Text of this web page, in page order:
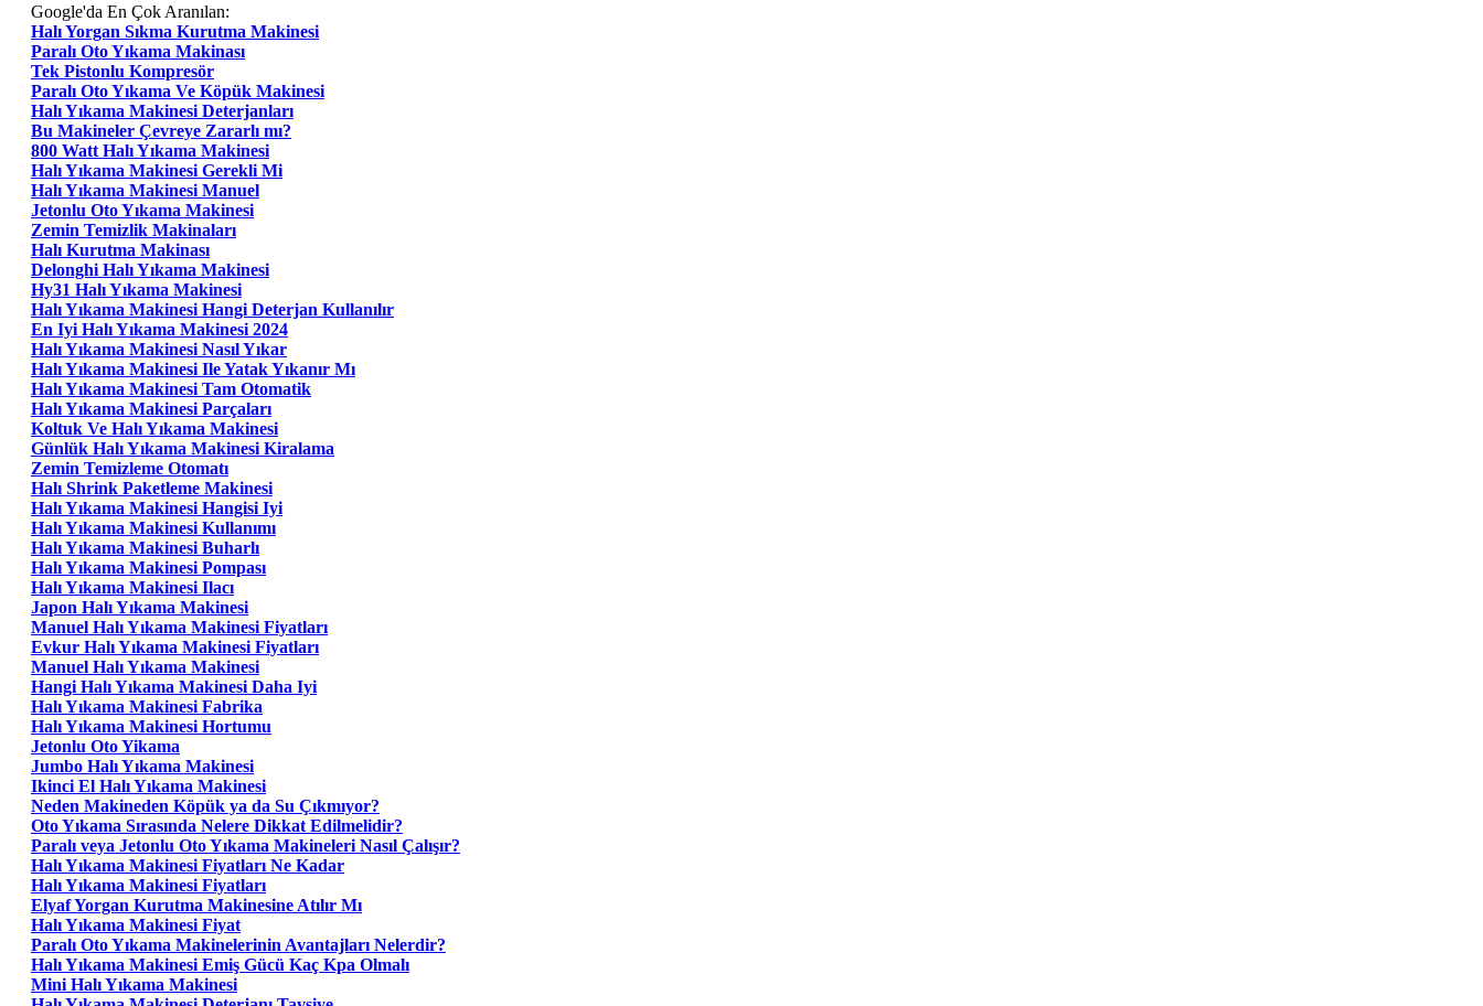
Google'da En Çok Aranılan:
Halı Yorgan Sıkma Kurutma Makinesi
Paralı Oto Yıkama Makinası
Tek Pistonlu Kompresör
Paralı Oto Yıkama Ve Köpük Makinesi
Halı Yıkama Makinesi Deterjanları
Bu Makineler Çevreye Zararlı mı?
800 Watt Halı Yıkama Makinesi
Halı Yıkama Makinesi Gerekli Mi
Halı Yıkama Makinesi Manuel
Jetonlu Oto Yıkama Makinesi
Zemin Temizlik Makinaları
Halı Kurutma Makinası
Delonghi Halı Yıkama Makinesi
Hy31 Halı Yıkama Makinesi
Halı Yıkama Makinesi Hangi Deterjan Kullanılır
En Iyi Halı Yıkama Makinesi 2024
Halı Yıkama Makinesi Nasıl Yıkar
Halı Yıkama Makinesi Ile Yatak Yıkanır Mı
Halı Yıkama Makinesi Tam Otomatik
Halı Yıkama Makinesi Parçaları
Koltuk Ve Halı Yıkama Makinesi
Günlük Halı Yıkama Makinesi Kiralama
Zemin Temizleme Otomatı
Halı Shrink Paketleme Makinesi
Halı Yıkama Makinesi Hangisi Iyi
Halı Yıkama Makinesi Kullanımı
Halı Yıkama Makinesi Buharlı
Halı Yıkama Makinesi Pompası
Halı Yıkama Makinesi Ilacı
Japon Halı Yıkama Makinesi
Manuel Halı Yıkama Makinesi Fiyatları
Evkur Halı Yıkama Makinesi Fiyatları
Manuel Halı Yıkama Makinesi
Hangi Halı Yıkama Makinesi Daha Iyi
Halı Yıkama Makinesi Fabrika
Halı Yıkama Makinesi Hortumu
Jetonlu Oto Yikama
Jumbo Halı Yıkama Makinesi
Ikinci El Halı Yıkama Makinesi
Neden Makineden Köpük ya da Su Çıkmıyor?
Oto Yıkama Sırasında Nelere Dikkat Edilmelidir?
Paralı veya Jetonlu Oto Yıkama Makineleri Nasıl Çalışır?
Halı Yıkama Makinesi Fiyatları Ne Kadar
Halı Yıkama Makinesi Fiyatları
Elyaf Yorgan Kurutma Makinesine Atılır Mı
Halı Yıkama Makinesi Fiyat
Paralı Oto Yıkama Makinelerinin Avantajları Nelerdir?
Halı Yıkama Makinesi Emiş Gücü Kaç Kpa Olmalı
Mini Halı Yıkama Makinesi